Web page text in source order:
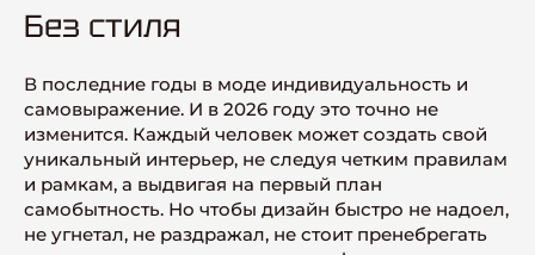
Без стиля
В последние годы в моде индивидуальность и
самовыражение. И в 2026 году это точно не
изменится. Каждый человек может создать свой
уникальный интерьер, не следуя четким правилам
и рамкам, а выдвигая на первый план
самобытность. Но чтобы дизайн быстро не надоел,
не угнетал, не раздражал, не стоит пренебрегать